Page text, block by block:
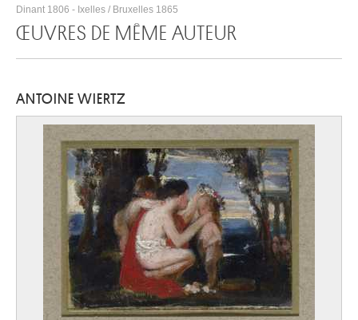
Dinant 1806 - Ixelles / Bruxelles 1865
ŒUVRES DE MÊME AUTEUR
ANTOINE WIERTZ